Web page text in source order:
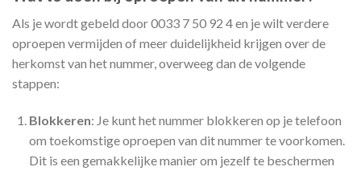
Als je wordt gebeld door 0033 7 50 92 4 en je wilt verdere
oproepen vermijden of meer duidelijkheid krijgen over de
herkomst van het nummer, overweeg dan de volgende
stappen:
Blokkeren: Je kunt het nummer blokkeren op je telefoon
om toekomstige oproepen van dit nummer te voorkomen.
Dit is een gemakkelijke manier om jezelf te beschermen